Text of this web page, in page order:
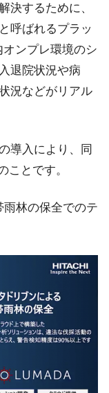
決するために、
呼ばれるプラッ
オンプレ環境のシ
退院状況や病
況などがリアル
導入により、同
ことです。
雨林の保全でのテ